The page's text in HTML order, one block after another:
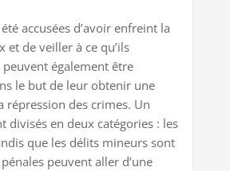
accusées d’avoir enfreint la
et de veiller à ce qu’ils
également être
le but de leur obtenir une
répression des crimes. Un
divisés en deux catégories : les
que les délits mineurs sont
peuvent aller d’une